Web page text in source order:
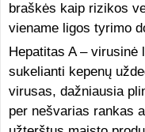
braškės kaip rizikos
viename ligos tyrimo
Hepatitas A – virusinė
sukelianti kepenų
virusas, dažniausia
per nešvarias rankas